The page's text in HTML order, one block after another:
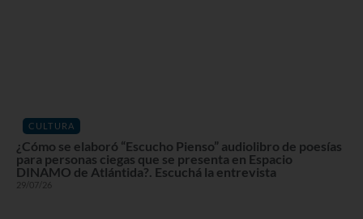
CULTURA
¿Cómo se elaboró “Escucho Pienso” audiolibro de poesías
para personas ciegas que se presenta en Espacio
DINAMO de Atlántida?. Escuchá la entrevista
29/07/26